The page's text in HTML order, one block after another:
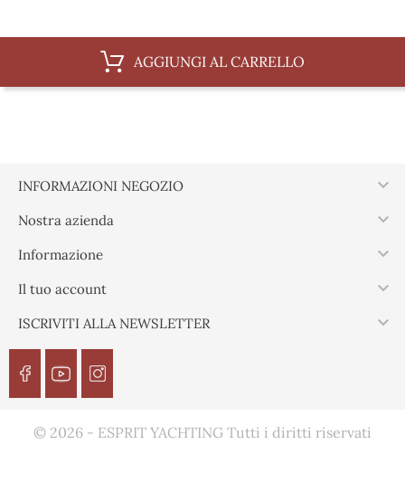
AGGIUNGI AL CARRELLO
INFORMAZIONI NEGOZIO 
Nostra azienda 
Informazione 
Il tuo account 
ISCRIVITI ALLA NEWSLETTER 
© 2026 - ESPRIT YACHTING Tutti i diritti riservati